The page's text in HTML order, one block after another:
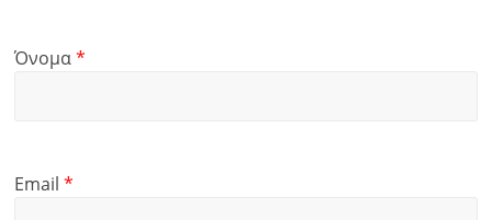
Όνομα*
Email*